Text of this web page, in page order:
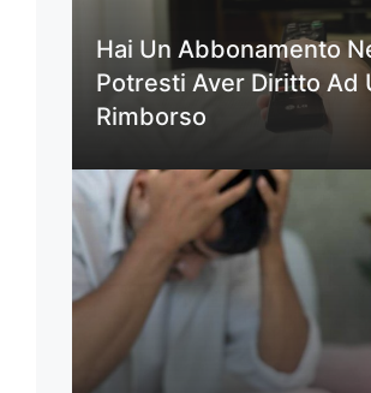
Hai Un Abbonamento
Potresti Aver Diritto Ad
Rimborso